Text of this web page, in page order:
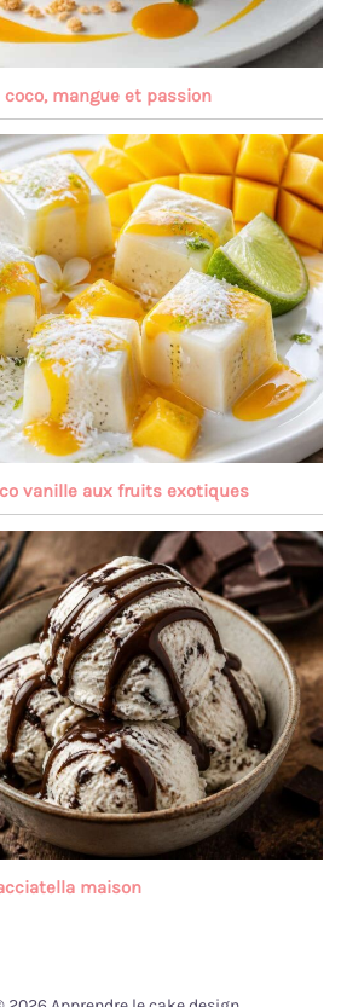
mangue et passion
vanille aux fruits exotiques
maison